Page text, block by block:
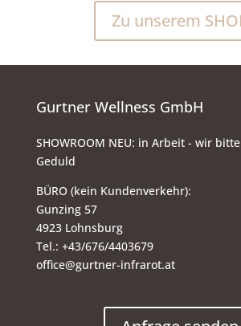
Zu unserem
Gurtner Wellness GmbH
SHOWROOM NEU: in Arbeit - wir
Geduld
BÜRO (kein Kundenverkehr):
Gunzing 57
4923 Lohnsburg
Tel.: +43/676/4403679
office@gurtner-infrarot.at